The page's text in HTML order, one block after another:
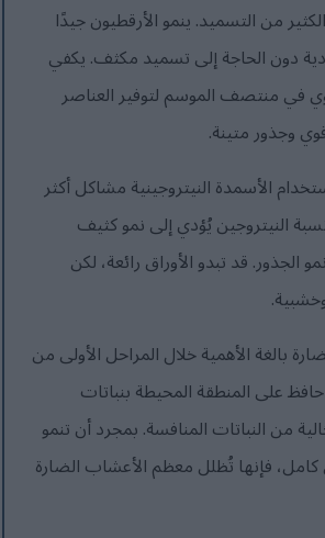
من التسميد. ينمو الأرقطيون جيدًا
دون الحاجة إلى تسميد مكثف. يكفي
في منتصف الموسم لتوفير العناصر
قوي وجذور متينة.
الأسمدة النيتروجينية مشاكل أكثر
النيتروجين يُؤدي إلى نمو كثيف
قد تبدو الأوراق رائعة، لكن
بالغة الأهمية خلال المراحل الأولى من
على المنطقة المحيطة بنباتات
من النباتات المنافسة. بمجرد أن تنمو
كامل، فإنها تُظلل معظم الأعشاب الضارة